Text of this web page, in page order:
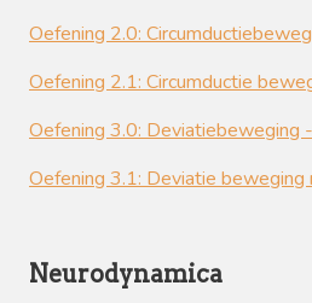
Oefening 2.0:
Oefening 2.1: Circumductie
Oefening 3.0: Deviatiebeweging
Oefening 3.1: Deviatie beweging
Neurodynamica